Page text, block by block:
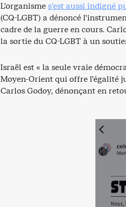
L’organismes’est aussi indigné
(CQ-LGBT) a dénoncé
cadre de la guerre en cours.
la sortie du CQ-LGBT à un
Israël est « la seule vraie
Moyen-Orient qui offre l’égalité
Carlos Godoy, dénonçant en